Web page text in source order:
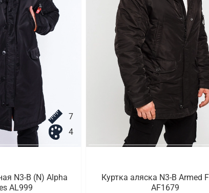
7
4
N3-B (N) Alpha
AL999
Куртка аляска N3-B Armed
AF1679